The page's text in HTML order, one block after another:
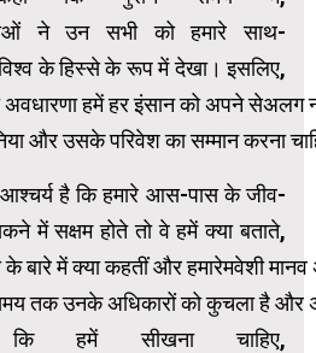
ने उन सभी को हमारे साथ-
विश्व के हिस्से के रूप में देखा। इसलिए,
अवधारणा हमें हर इंसान को अपने सेअलग
और उसके परिवेश का सम्मान करना
आश्चर्य है कि हमारे आस-पास के जीव-
में सक्षम होते तो वे हमें क्या बताते,
के बारे में क्या कहतीं और हमारेमवेशी
तक उनके अधिकारों को कुचला है और
हमें सीखना चाहिए,